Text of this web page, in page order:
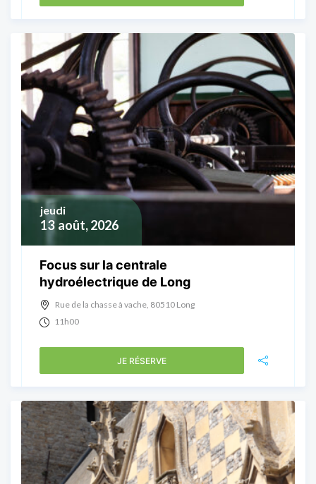
13 août, 2026
jeudi
Focus sur la centrale
hydroélectrique de Long
Rue de la chasse à vache, 80510 Long
11h00
JE RÉSERVE